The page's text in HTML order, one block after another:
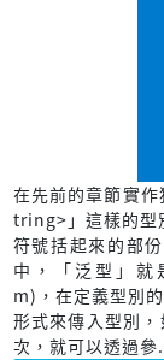
在先前的章節實
tring>」這樣的型
符號括起來的部
中，「泛型」
m)，在定義型別
形式來傳入型別
次，就可以透過參